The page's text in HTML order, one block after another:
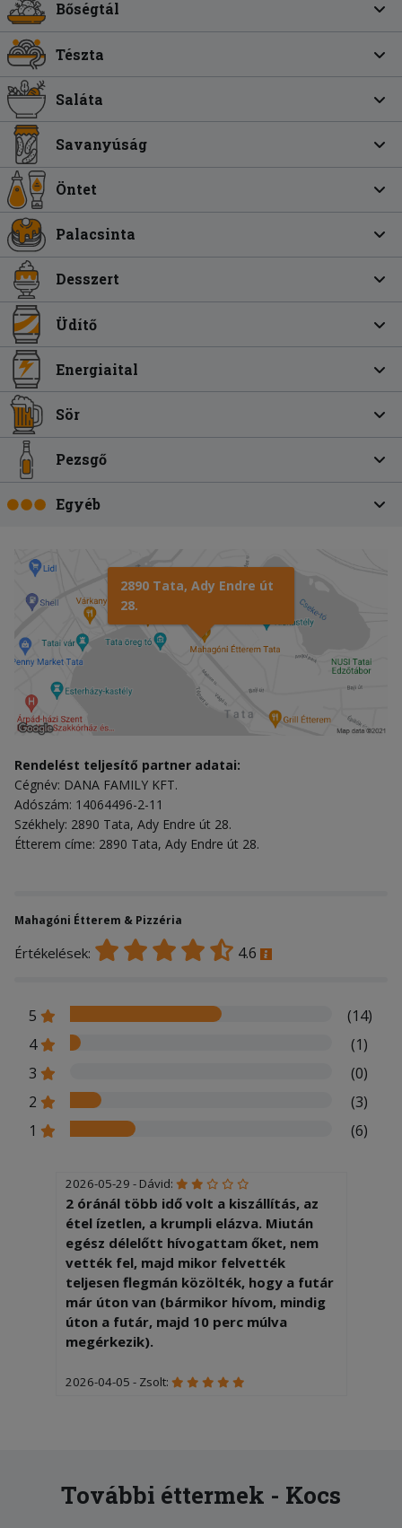
Bőségtál
Tészta
Saláta
Savanyúság
Öntet
Palacsinta
Desszert
Üdítő
Energiaital
Sör
Pezsgő
Egyéb
2890 Tata, Ady Endre út
28.
Rendelést teljesítő partner adatai:
Cégnév: DANA FAMILY KFT.
Adószám: 14064496-2-11
Székhely: 2890 Tata, Ady Endre út 28.
Étterem címe: 2890 Tata, Ady Endre út 28.
Mahagóni Étterem & Pizzéria
Értékelések: 4.6
5
(14)
4
(1)
3
(0)
2
(3)
1
(6)
2026-05-29 - Dávid:
2 óránál több idő volt a kiszállítás, az
étel ízetlen, a krumpli elázva. Miután
egész délelőtt hívogattam őket, nem
vették fel, majd mikor felvették
teljesen flegmán közölték, hogy a futár
már úton van (bármikor hívom, mindig
úton a futár, majd 10 perc múlva
megérkezik).
2026-04-05 - Zsolt:
Tiramisu adag nagy csalódás volt.
További éttermek - Kocs